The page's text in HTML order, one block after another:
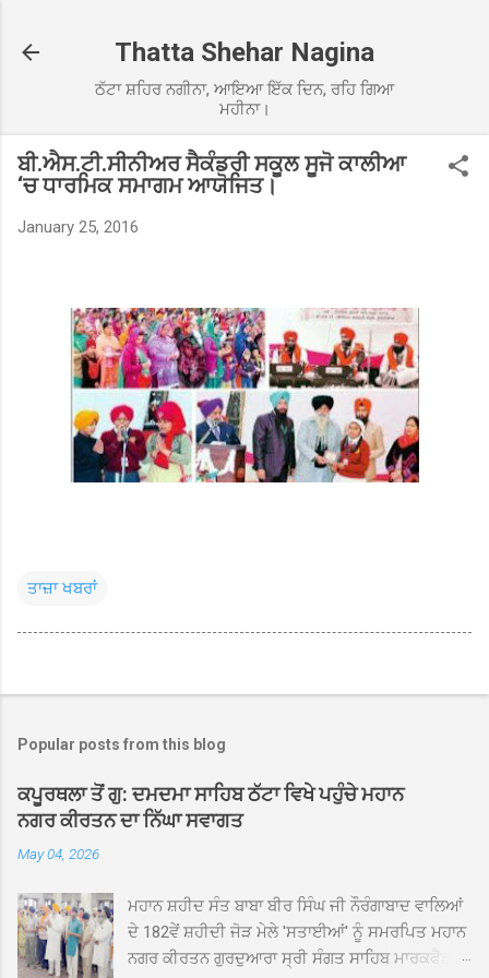
Thatta Shehar Nagina
ਠੱਟਾ ਸ਼ਹਿਰ ਨਗੀਨਾ, ਆਇਆ ਇੱਕ ਦਿਨ, ਰਹਿ ਗਿਆ
ਮਹੀਨਾ।
ਬੀ.ਐਸ.ਟੀ.ਸੀਨੀਅਰ ਸੈਕੰਡਰੀ ਸਕੂਲ ਸੂਜੋ ਕਾਲੀਆ
‘ਚ ਧਾਰਮਿਕ ਸਮਾਗਮ ਆਯੋਜਿਤ।
January 25, 2016
ਤਾਜ਼ਾ ਖਬਰਾਂ
Popular posts from this blog
ਕਪੂਰਥਲਾ ਤੋਂ ਗੁ: ਦਮਦਮਾ ਸਾਹਿਬ ਠੱਟਾ ਵਿਖੇ ਪਹੁੰਚੇ ਮਹਾਨ
ਨਗਰ ਕੀਰਤਨ ਦਾ ਨਿੱਘਾ ਸਵਾਗਤ
May 04, 2026
ਮਹਾਨ ਸ਼ਹੀਦ ਸੰਤ ਬਾਬਾ ਬੀਰ ਸਿੰਘ ਜੀ ਨੌਰੰਗਾਬਾਦ ਵਾਲਿਆਂ
ਦੇ 182ਵੇਂ ਸ਼ਹੀਦੀ ਜੋੜ ਮੇਲੇ 'ਸਤਾਈਆਂ' ਨੂੰ ਸਮਰਪਿਤ ਮਹਾਨ
ਨਗਰ ਕੀਰਤਨ ਗੁਰਦੁਆਰਾ ਸ੍ਰੀ ਸੰਗਤ ਸਾਹਿਬ ਮਾਰਕਫੈੱਡ